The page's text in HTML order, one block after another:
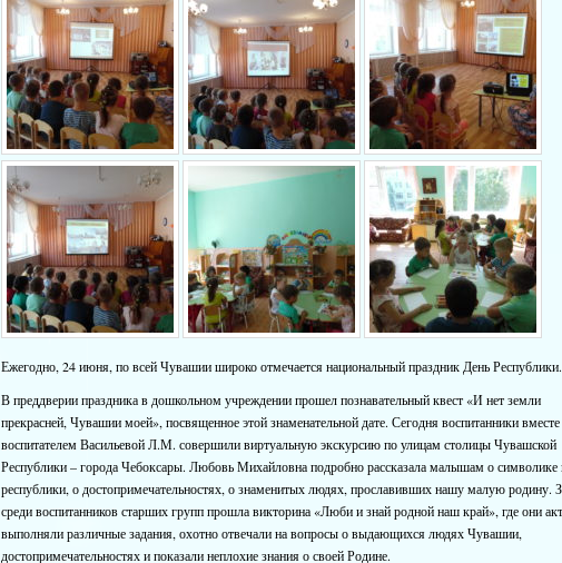
Ежегодно, 24 июня, по всей Чувашии широко отмечается национальный праздник День Республики.
В преддверии праздника в дошкольном учреждении прошел познавательный квест «И нет земли
прекрасней, Чувашии моей», посвященное этой знаменательной дате. Сегодня воспитанники вместе
воспитателем Васильевой Л.М. совершили виртуальную экскурсию по улицам столицы Чувашской
Республики – города Чебоксары. Любовь Михайловна подробно рассказала малышам о символике
республики, о достопримечательностях, о знаменитых людях, прославивших нашу малую родину.
среди воспитанников старших групп прошла викторина «Люби и знай родной наш край», где они
выполняли различные задания, охотно отвечали на вопросы о выдающихся людях Чувашии,
достопримечательностях и показали неплохие знания о своей Родине.